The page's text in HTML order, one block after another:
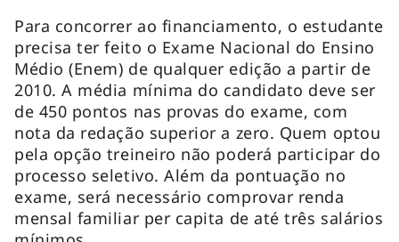
Para concorrer ao financiamento, o estudante
precisa ter feito o Exame Nacional do Ensino
Médio (Enem) de qualquer edição a partir de
2010. A média mínima do candidato deve ser
de 450 pontos nas provas do exame, com
nota da redação superior a zero. Quem optou
pela opção treineiro não poderá participar do
processo seletivo. Além da pontuação no
exame, será necessário comprovar renda
mensal familiar per capita de até três salários